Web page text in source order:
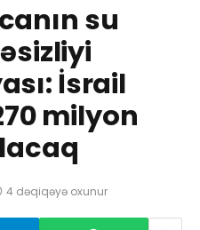
su
İsrail
milyon
4 dəqiqəyə oxunur